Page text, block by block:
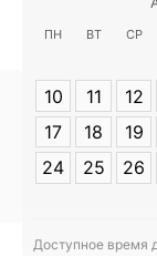
ПН ВТ СР
10
11 12
17
18 19
24
25 26
Доступное время